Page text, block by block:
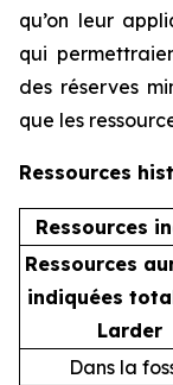
qu’on leur
qui
des réserves
que les
Ressources
Ressources
Ressources
indiquées
Larder
Dans la